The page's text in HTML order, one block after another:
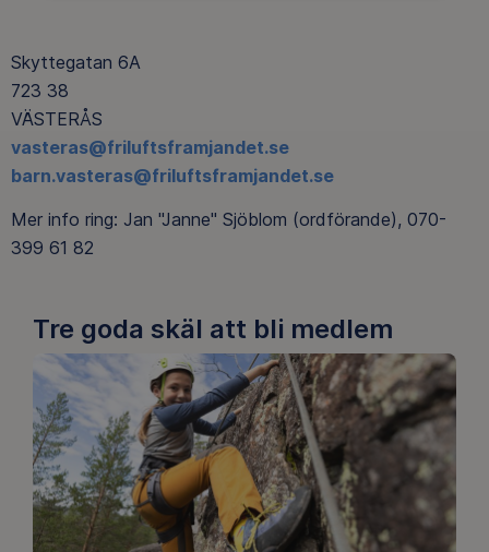
Skyttegatan 6A
723 38
VÄSTERÅS
vasteras@friluftsframjandet.se
barn.vasteras@friluftsframjandet.se
Mer info ring: Jan "Janne" Sjöblom (ordförande), 070-
399 61 82
Tre goda skäl att bli medlem